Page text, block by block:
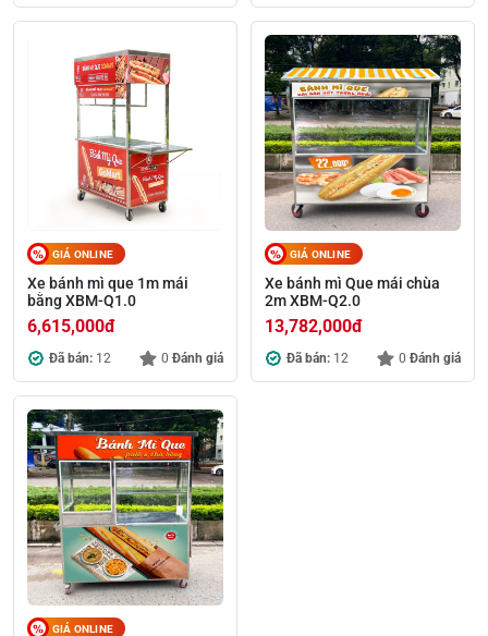
GIÁ ONLINE
Xe bánh mì que 1m mái
bằng XBM-Q1.0
6,615,000đ
Đã bán: 12 0 Đánh giá
GIÁ ONLINE
Xe bánh mì Que mái chùa
2m XBM-Q2.0
13,782,000đ
Đã bán: 12 0 Đánh giá
GIÁ ONLINE